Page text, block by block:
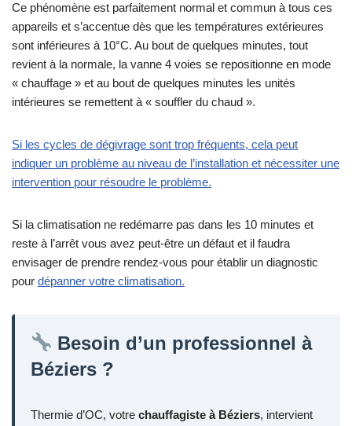
Ce phénomène est parfaitement normal et commun à tous ces
appareils et s’accentue dès que les températures extérieures
sont inférieures à 10°C. Au bout de quelques minutes, tout
revient à la normale, la vanne 4 voies se repositionne en mode
« chauffage » et au bout de quelques minutes les unités
intérieures se remettent à « souffler du chaud ».
Si les cycles de dégivrage sont trop fréquents, cela peut
indiquer un problème au niveau de l’installation et nécessiter une
intervention pour résoudre le problème.
Si la climatisation ne redémarre pas dans les 10 minutes et
reste à l’arrêt vous avez peut-être un défaut et il faudra
envisager de prendre rendez-vous pour établir un diagnostic
pour dépanner votre climatisation.
Besoin d’un professionnel à
Béziers ?
Thermie d’OC, votre chauffagiste à Béziers, intervient